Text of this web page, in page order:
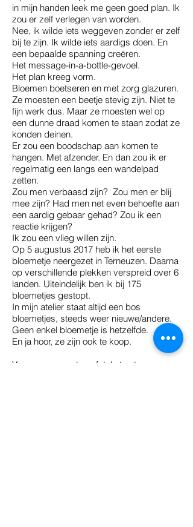
in mijn handen leek me geen goed plan. Ik
zou er zelf verlegen van worden.
Nee, ik wilde iets weggeven zonder er zelf
bij te zijn. Ik wilde iets aardigs doen. En
een bepaalde spanning creëren.
Het message-in-a-bottle-gevoel.
Het plan kreeg vorm.
Bloemen boetseren en met zorg glazuren.
Ze moesten een beetje stevig zijn. Niet te
fijn werk dus. Maar ze moesten wel op
een dunne draad komen te staan zodat ze
konden deinen.
Er zou een boodschap aan komen te
hangen. Met afzender. En dan zou ik er
regelmatig een langs een wandelpad
zetten.
Zou men verbaasd zijn? Zou men er blij
mee zijn? Had men net even behoefte aan
een aardig gebaar gehad? Zou ik een
reactie krijgen?
Ik zou een vlieg willen zijn.
Op 5 augustus 2017 heb ik het eerste
bloemetje neergezet in Terneuzen. Daarna
op verschillende plekken verspreid over 6
landen. Uiteindelijk ben ik bij 175
bloemetjes gestopt.
In mijn atelier staat altijd een bos
bloemetjes, steeds weer nieuwe/andere.
Geen enkel bloemetje is hetzelfde.
En ja hoor, ze zijn ook te koop.
Vraag me gerust om foto's te sturen van